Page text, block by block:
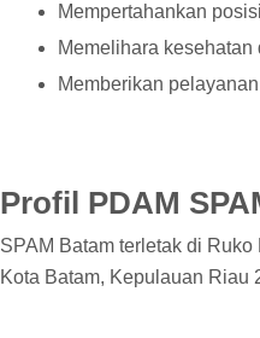
Mempertahankan
Memelihara
Memberikan
Profil PDAM
SPAM Batam terletak di
Kota Batam, Kepulauan Riau